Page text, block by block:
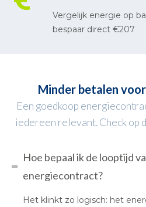
Vergelijk energie op
bespaar direct €207
Minder betalen
Een goedkoop
iedereen relevant. Check op
Hoe bepaal ik de looptijd
energiecontract?
Het klinkt zo logisch: het